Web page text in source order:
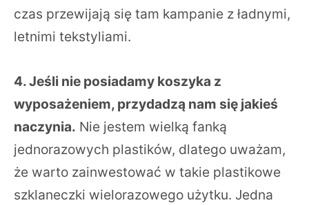
czas przewijają się tam kampanie z ładnymi,
letnimi tekstyliami.
4. Jeśli nie posiadamy koszyka z
wyposażeniem, przydadzą nam się jakieś
naczynia. Nie jestem wielką fanką
jednorazowych plastików, dlatego uważam,
że warto zainwestować w takie plastikowe
szklaneczki wielorazowego użytku. Jedna